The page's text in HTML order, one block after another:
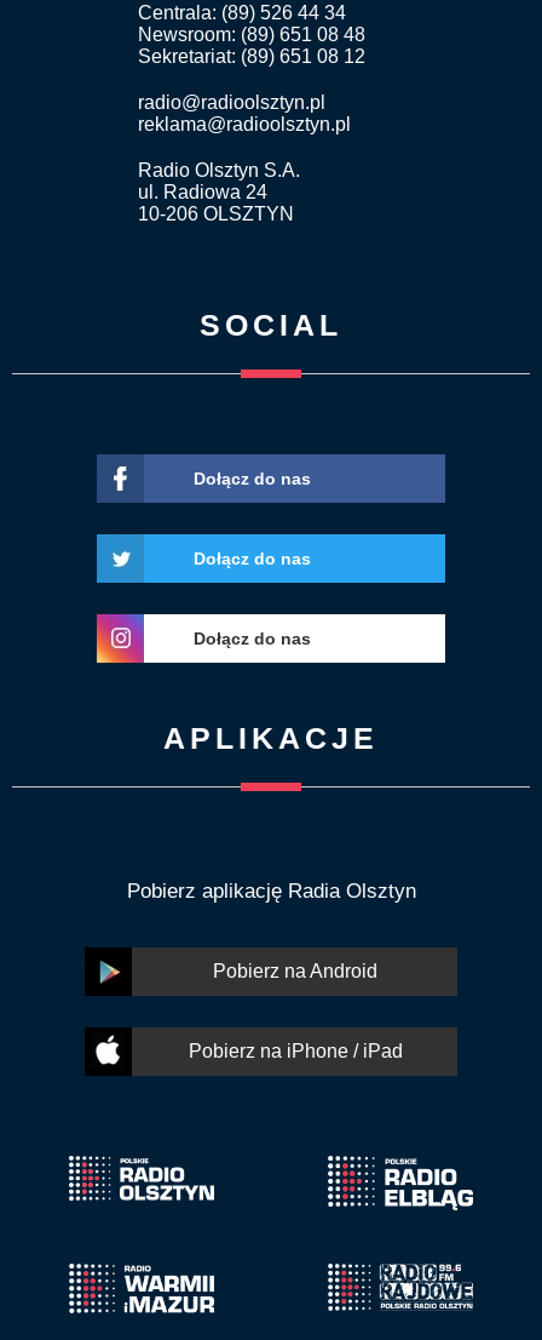
Centrala: (89) 526 44 34
Newsroom: (89) 651 08 48
Sekretariat: (89) 651 08 12
radio@radioolsztyn.pl
reklama@radioolsztyn.pl
Radio Olsztyn S.A.
ul. Radiowa 24
10-206 OLSZTYN
SOCIAL
Dołącz do nas
Dołącz do nas
Dołącz do nas
APLIKACJE
Pobierz aplikację Radia Olsztyn
Pobierz na Android
Pobierz na iPhone / iPad